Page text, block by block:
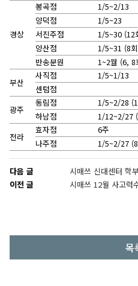
경상
봉곡점 1/5~2/13
양덕점
1/5~23
서진주점
1/5~30 (12
양산점
1/5~31 (8
반송분원
1~2월 (6, 8
부산
사직점 1/5~1/13
센텀점
광주
동림점 1/5~2/28
하남점
1/12~2/27
전라
효자점 6주
나주점
1/5~2/27
다음 글
시매쓰 신대센터 학
이전 글
시매쓰 12월 사고력
목